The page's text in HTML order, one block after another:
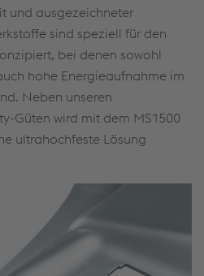
und ausgezeichneter
sind speziell für den
bei denen sowohl
hohe Energieaufnahme im
Neben unseren
Güten wird mit dem MS1500
ultrahochfeste Lösung